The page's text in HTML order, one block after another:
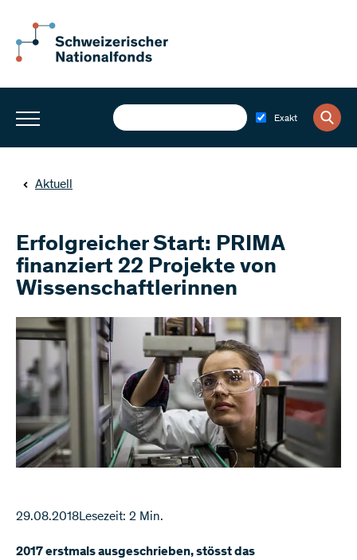
Exakt
Aktuell
Erfolgreicher Start: PRIMA
finanziert 22 Projekte von
Wissenschaftlerinnen
29.08.2018Lesezeit: 2 Min.
2017 erstmals ausgeschrieben, stösst das